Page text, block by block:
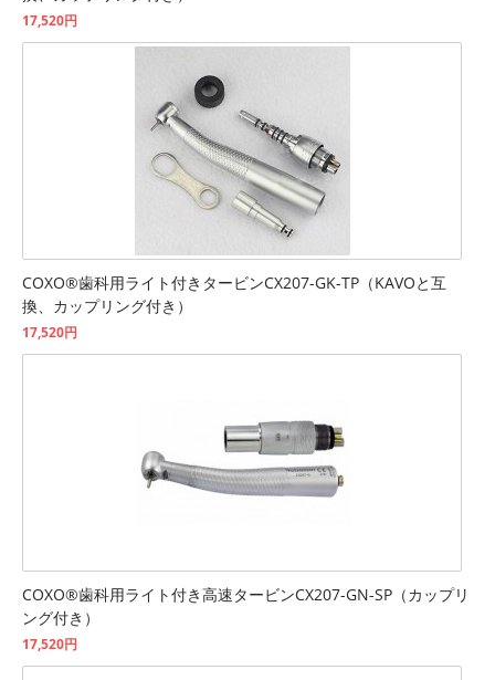
17,520円
COXO®歯科用ライト付きタービンCX207-GK-TP（KAVOと互
換、カップリング付き）
17,520円
COXO®歯科用ライト付き高速タービンCX207-GN-SP（カップリ
ング付き）
17,520円